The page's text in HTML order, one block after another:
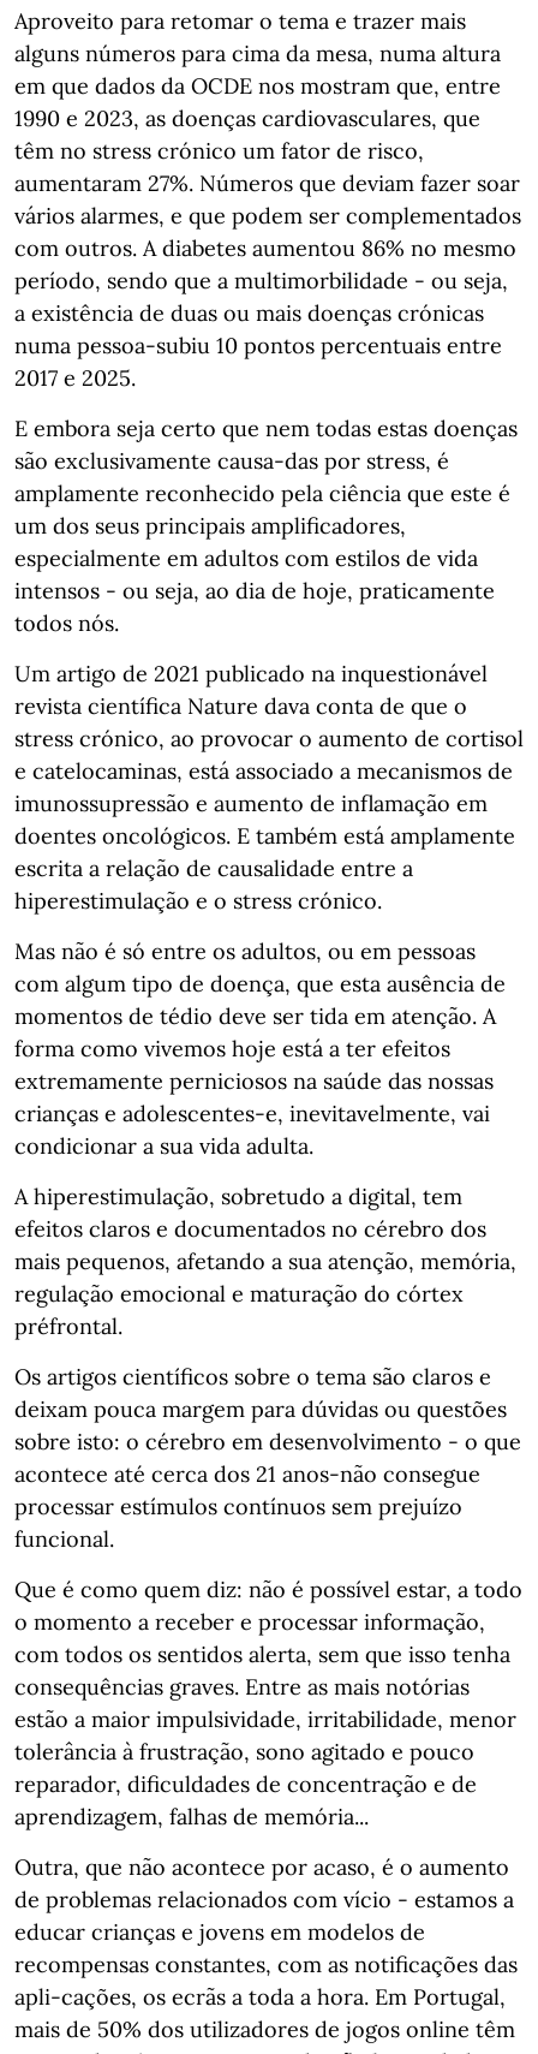
Aproveito para retomar o tema e trazer mais
alguns números para cima da mesa, numa altura
em que dados da OCDE nos mostram que, entre
1990 e 2023, as doenças cardiovasculares, que
têm no stress crónico um fator de risco,
aumentaram 27%. Números que deviam fazer soar
vários alarmes, e que podem ser complementados
com outros. A diabetes aumentou 86% no mesmo
período, sendo que a multimorbilidade - ou seja,
a existência de duas ou mais doenças crónicas
numa pessoa-subiu 10 pontos percentuais entre
2017 e 2025.
E embora seja certo que nem todas estas doenças
são exclusivamente causa-das por stress, é
amplamente reconhecido pela ciência que este é
um dos seus principais amplificadores,
especialmente em adultos com estilos de vida
intensos - ou seja, ao dia de hoje, praticamente
todos nós.
Um artigo de 2021 publicado na inquestionável
revista científica Nature dava conta de que o
stress crónico, ao provocar o aumento de cortisol
e catelocaminas, está associado a mecanismos de
imunossupressão e aumento de inflamação em
doentes oncológicos. E também está amplamente
escrita a relação de causalidade entre a
hiperestimulação e o stress crónico.
Mas não é só entre os adultos, ou em pessoas
com algum tipo de doença, que esta ausência de
momentos de tédio deve ser tida em atenção. A
forma como vivemos hoje está a ter efeitos
extremamente perniciosos na saúde das nossas
crianças e adolescentes-e, inevitavelmente, vai
condicionar a sua vida adulta.
A hiperestimulação, sobretudo a digital, tem
efeitos claros e documentados no cérebro dos
mais pequenos, afetando a sua atenção, memória,
regulação emocional e maturação do córtex
préfrontal.
Os artigos científicos sobre o tema são claros e
deixam pouca margem para dúvidas ou questões
sobre isto: o cérebro em desenvolvimento - o que
acontece até cerca dos 21 anos-não consegue
processar estímulos contínuos sem prejuízo
funcional.
Que é como quem diz: não é possível estar, a todo
o momento a receber e processar informação,
com todos os sentidos alerta, sem que isso tenha
consequências graves. Entre as mais notórias
estão a maior impulsividade, irritabilidade, menor
tolerância à frustração, sono agitado e pouco
reparador, dificuldades de concentração e de
aprendizagem, falhas de memória...
Outra, que não acontece por acaso, é o aumento
de problemas relacionados com vício - estamos a
educar crianças e jovens em modelos de
recompensas constantes, com as notificações das
apli-cações, os ecrãs a toda a hora. Em Portugal,
mais de 50% dos utilizadores de jogos online têm